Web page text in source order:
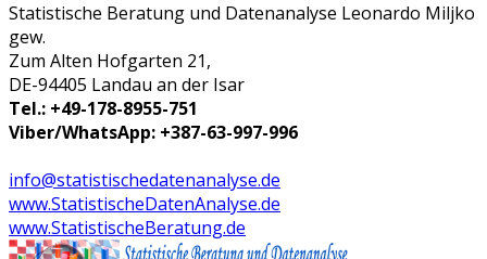
Statistische Beratung und Datenanalyse Leonardo Miljko
gew.
Zum Alten Hofgarten 21,
DE-94405 Landau an der Isar
Tel.: +49-178-8955-751
Viber/WhatsApp: +387-63-997-996
info@statistischedatenanalyse.de
www.StatistischeDatenAnalyse.de
www.StatistischeBeratung.de